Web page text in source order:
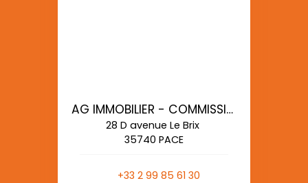
AG IMMOBILIER - COMMISSIONS REDUITES
28 D avenue Le Brix
35740 PACE
+33 2 99 85 61 30